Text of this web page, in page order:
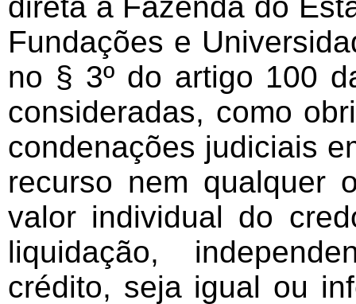
Fundações e
no § 3º do artigo 100
consideradas, como
condenações judiciais
recurso nem qualquer
valor individual do
liquidação,
crédito, seja igual ou